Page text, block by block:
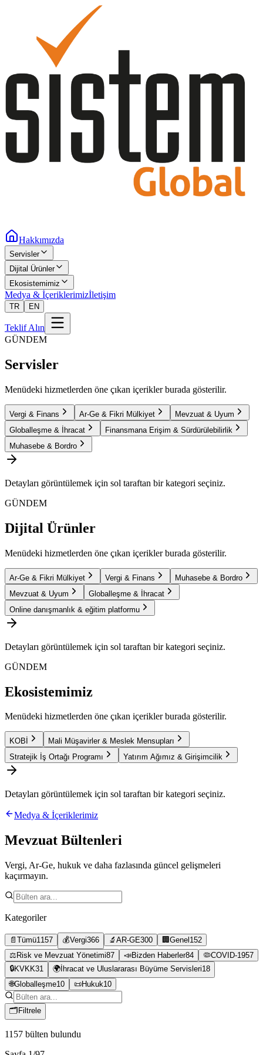
Hakkımızda
Servisler
Dijital Ürünler
Ekosistemimiz
Medya & İçeriklerimizİletişim
TR EN
Teklif Alın
GÜNDEM
Servisler
Menüdeki hizmetlerden öne çıkan içerikler burada gösterilir.
Vergi & Finans Ar-Ge & Fikri Mülkiyet
Mevzuat & Uyum
Globalleşme & İhracat
Finansmana Erişim & Sürdürülebilirlik
Muhasebe & Bordro
Detayları görüntülemek için sol taraftan bir kategori seçiniz.
GÜNDEM
Dijital Ürünler
Menüdeki hizmetlerden öne çıkan içerikler burada gösterilir.
Ar-Ge & Fikri Mülkiyet Vergi & Finans
Muhasebe & Bordro
Mevzuat & Uyum
Globalleşme & İhracat
Online danışmanlık & eğitim platformu
Detayları görüntülemek için sol taraftan bir kategori seçiniz.
GÜNDEM
Ekosistemimiz
Menüdeki hizmetlerden öne çıkan içerikler burada gösterilir.
KOBİ
Mali Müşavirler & Meslek Mensupları
Stratejik İş Ortağı Programı
Yatırım Ağımız & Girişimcilik
Detayları görüntülemek için sol taraftan bir kategori seçiniz.
Medya & İçeriklerimiz
Mevzuat Bültenleri
Vergi, Ar-Ge, hukuk ve daha fazlasında güncel gelişmeleri
kaçırmayın.
Kategoriler
📄 Tümü1157 💰Vergi366 🔬 AR-GE300 🏢 Genel 152
⚖️ Risk ve Mevzuat Yönetimi87 📣Bizden Haberler84 🦠COVID-1957
🔒KVKK31 🌍 İhracat ve Uluslararası Büyüme Servisleri18
🌐Globalleşme10 📜Hukuk10
🗂 Filtrele
1157 bülten bulundu